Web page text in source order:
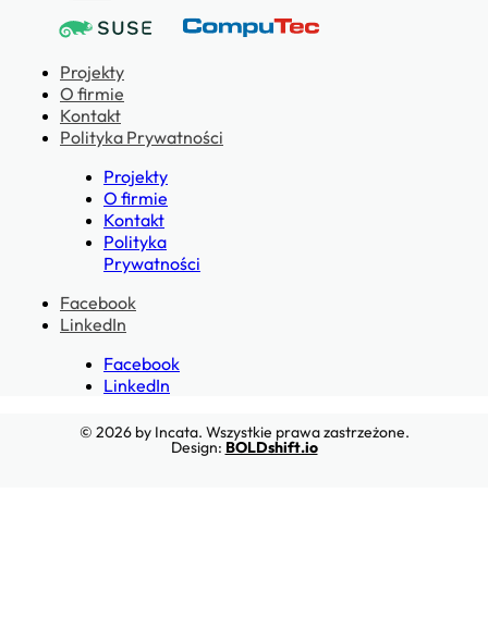
Projekty
O firmie
Kontakt
Polityka Prywatności
Projekty
O firmie
Kontakt
Polityka
Prywatności
Facebook
LinkedIn
Facebook
LinkedIn
© 2026 by Incata. Wszystkie prawa zastrzeżone.
Design: BOLDshift.io